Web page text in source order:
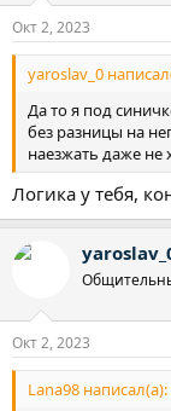
Окт 2, 2023
yaroslav_0
Да то я под
без разницы на
наезжать даже
Логика у тебя,
Окт 2, 2023
Lana98 написал(а):